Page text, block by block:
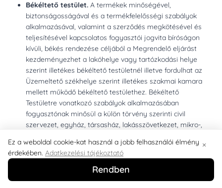
Békéltető testület. A termékek minőségével,
biztonságosságával és a termékfelelősségi szabályok
alkalmazásával, valamint a szerződés megkötésével és
teljesítésével kapcsolatos fogyasztói jogvita bíróságon
kívüli, békés rendezése céljából a Megrendelő eljárást
kezdeményezhet a lakóhelye vagy tartózkodási helye
szerint illetékes békéltető testületnél illetve fordulhat az
Üzemeltető székhelye szerint illetékes szakmai kamara
mellett működő békéltető testülethez. Békéltető
Testületre vonatkozó szabályok alkalmazásában
fogyasztónak minősül a külön törvény szerinti civil
szervezet, egyház, társasház, lakásszövetkezet, mikro-,
használ, igénybe vesz, vagy az áruval kapcsolatos
kereskedelmi kommunikáció, ajánlat címzettje. A
Komárom-Esztergom Megyei Békéltető
Levelezési cím:Komárom-Esztergom Megyei
×
Ez a weboldal cookie-kat használ a jobb felhasználói élmény
érdekében. Adatkezelési tájékoztató
Rendben